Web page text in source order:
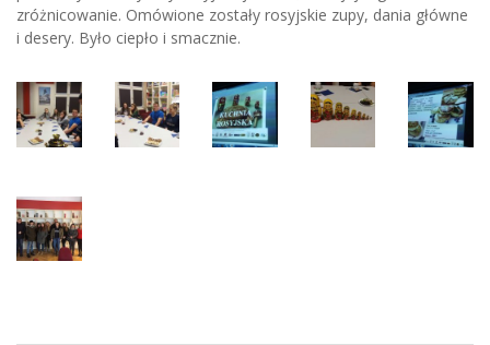
zróżnicowanie. Omówione zostały rosyjskie zupy, dania główne
i desery. Było ciepło i smacznie.